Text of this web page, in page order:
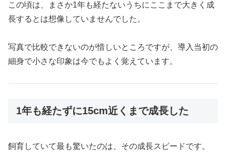
この頃は、まさか1年も経たないうちにここまで大きく成
長するとは想像していませんでした。
写真で比較できないのが惜しいところですが、導入当初の
細身で小さな印象は今でもよく覚えています。
1年も経たずに15cm近くまで成長した
飼育していて最も驚いたのは、その成長スピードです。